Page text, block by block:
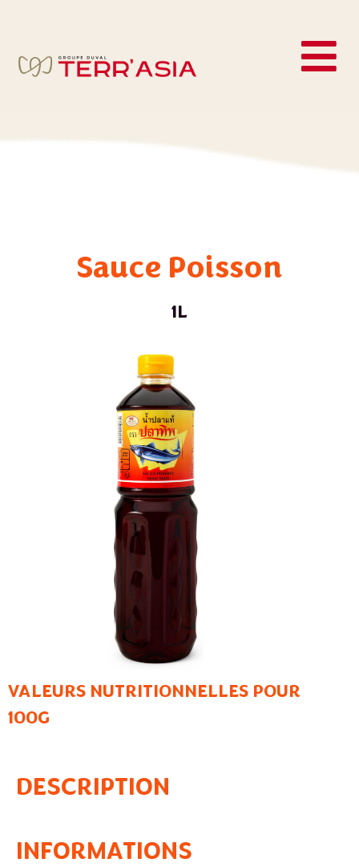
Sauce Poisson
1L
VALEURS NUTRITIONNELLES POUR
100G
DESCRIPTION
INFORMATIONS